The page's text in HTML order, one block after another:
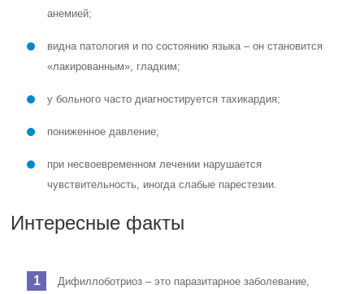
анемией;
видна патология и по состоянию языка – он становится
«лакированным», гладким;
у больного часто диагностируется тахикардия;
пониженное давление;
при несвоевременном лечении нарушается
чувствительность, иногда слабые парестезии.
Интересные факты
Дифиллоботриоз – это паразитарное заболевание,